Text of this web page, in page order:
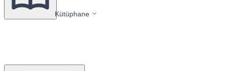
Kütüphane